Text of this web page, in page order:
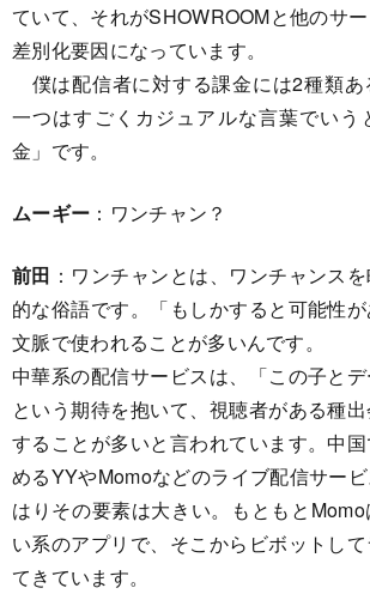
ていて、それがSHOWROOMと他のサ
差別化要因になっています。
僕は配信者に対する課金には2種類あ
一つはすごくカジュアルな言葉でいう
金」です。
ムーギー ：ワンチャン？
前田 ：ワンチャンとは、ワンチャンス
的な俗語です。「もしかすると可能性
文脈で使われることが多いんです。
中華系の配信サービスは、「この子とデ
という期待を抱いて、視聴者がある種
することが多いと言われています。中
めるYYやMomoなどのライブ配信サー
はりその要素は大きい。もともと
い系のアプリで、そこからビボットし
てきています。